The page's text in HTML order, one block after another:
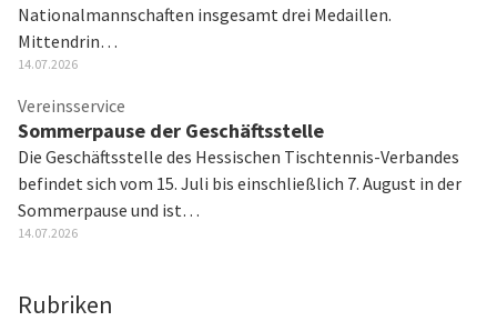
Nationalmannschaften insgesamt drei Medaillen.
Mittendrin…
14.07.2026
Vereinsservice
Sommerpause der Geschäftsstelle
Die Geschäftsstelle des Hessischen Tischtennis-Verbandes
befindet sich vom 15. Juli bis einschließlich 7. August in der
Sommerpause und ist…
14.07.2026
Rubriken